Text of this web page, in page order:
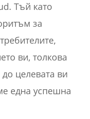
Тъй като
за
ви, толкова
целевата ви
една успешна